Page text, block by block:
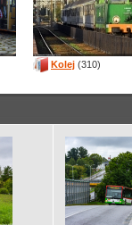
Kolej (310)